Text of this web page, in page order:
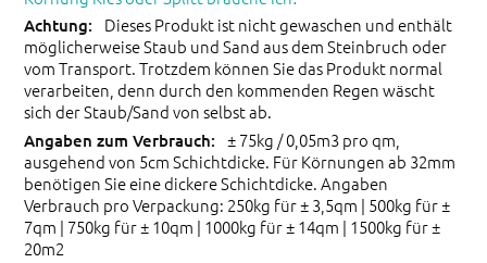
Dieses Produkt ist nicht gewaschen und enthält
möglicherweise Staub und Sand aus dem Steinbruch oder
vom Transport. Trotzdem können Sie das Produkt normal
verarbeiten, denn durch den kommenden Regen wäscht
sich der Staub/Sand von selbst ab.
± 75kg / 0,05m3 pro qm,
ausgehend von 5cm Schichtdicke. Für Körnungen ab 32mm
benötigen Sie eine dickere Schichtdicke. Angaben
Verbrauch pro Verpackung: 250kg für ± 3,5qm | 500kg für ±
7qm | 750kg für ± 10qm | 1000kg für ± 14qm | 1500kg für ±
20m2